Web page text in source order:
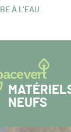
À L’EAU
NEUFS